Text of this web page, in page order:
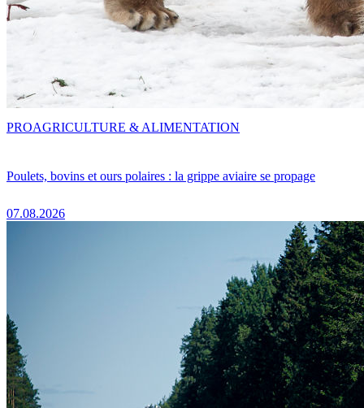
Poulets, bovins et ours polaires : la grippe aviaire se propage
07.08.2026
PROAGRICULTURE & ALIMENTATION